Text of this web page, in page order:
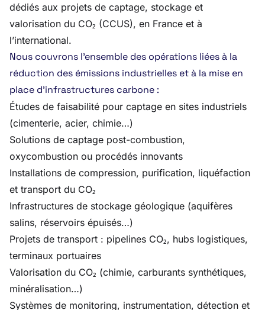
dédiés aux projets de captage, stockage et
valorisation du CO₂ (CCUS), en France et à
l’international.
Nous couvrons l’ensemble des opérations liées à la
réduction des émissions industrielles et à la mise en
place d’infrastructures carbone :
Études de faisabilité pour captage en sites industriels
(cimenterie, acier, chimie…)
Solutions de captage post-combustion,
oxycombustion ou procédés innovants
Installations de compression, purification, liquéfaction
et transport du CO₂
Infrastructures de stockage géologique (aquifères
salins, réservoirs épuisés…)
Projets de transport : pipelines CO₂, hubs logistiques,
terminaux portuaires
Valorisation du CO₂ (chimie, carburants synthétiques,
minéralisation…)
Systèmes de monitoring, instrumentation, détection et